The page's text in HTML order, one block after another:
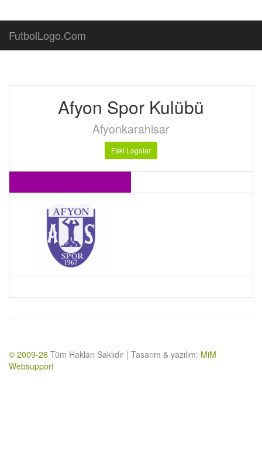
FutbolLogo.Com
Afyon Spor Kulübü
Afyonkarahisar
Eski Logolar
© 2009-26 Tüm Hakları Saklıdır | Tasarım & yazılım: MiM
Websupport